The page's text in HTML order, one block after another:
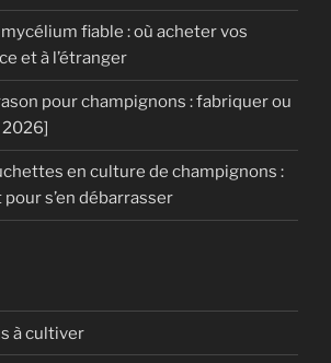
fiable : où acheter vos
et à l’étranger
pour champignons : fabriquer ou
2026]
en culture de champignons :
s’en débarrasser
à cultiver